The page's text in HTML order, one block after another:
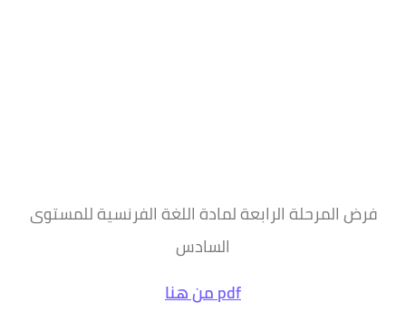
فرض المرحلة الرابعة لمادة اللغة الفرنسية للمستوى
السادس
pdf من هنا